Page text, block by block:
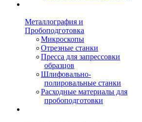
Металлография и
Пробоподготовка
Микроскопы
Отрезные станки
Пресса для запрессовки
образцов
Шлифовально-
полировальные станки
Расходные материалы для
пробоподготовки